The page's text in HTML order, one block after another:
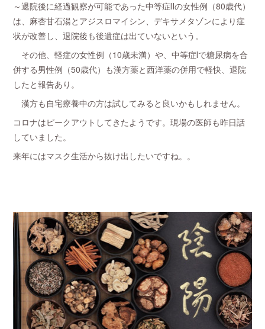
～退院後に経過観察が可能であった中等症Ⅱの女性例（80歳代）
は、麻杏甘石湯とアジスロマイシン、デキサメタゾンにより症
状が改善し、退院後も後遺症は出ていないという。
その他、軽症の女性例（10歳未満）や、中等症Ⅰで糖尿病を合
併する男性例（50歳代）も漢方薬と西洋薬の併用で軽快、退院
したと報告あり。
漢方も自宅療養中の方は試してみると良いかもしれません。
コロナはピークアウトしてきたようです。現場の医師も昨日話
していました。
来年にはマスク生活から抜け出したいですね。。